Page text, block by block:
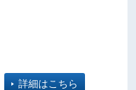
詳細はこちら